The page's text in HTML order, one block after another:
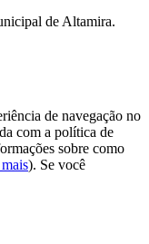
de Altamira.
de navegação no
com a política de
sobre como
). Se você